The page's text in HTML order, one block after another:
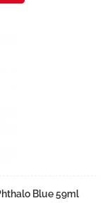
Blue 59ml